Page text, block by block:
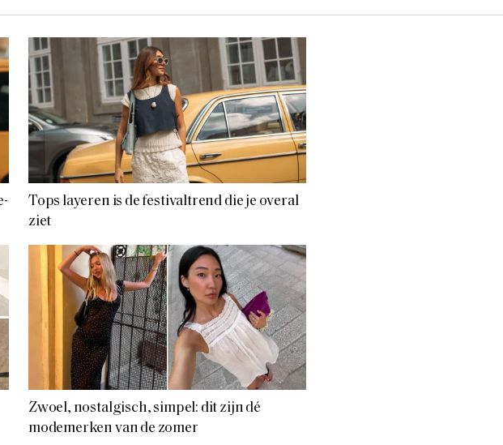
Tops layeren is de festivaltrend die je overal
ziet
Zwoel, nostalgisch, simpel: dit zijn dé
modemerken van de zomer